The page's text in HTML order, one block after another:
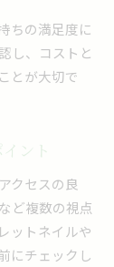
ちの満足度に
し、コストと
とが大切で
ント
クセスの良
ど複数の視点
ットネイルや
にチェックし